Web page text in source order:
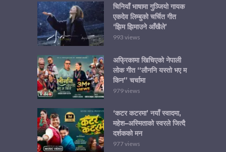
चिनियाँ भाषामा गुञ्जियो गायक
एकदेव लिम्बुको चर्चित गीत
‘झिम झिमाउने आँखैले’
993 views
अफ्रिकामा खिचिएको नेपाली
लोक गीत “लौननि यस्तो भए म
किन” चर्चामा
979 views
‘कटर कटरमा’ नयाँ स्वादमा,
महेश–अस्मिताको स्वरले जित्दै
दर्शकको मन
977 views